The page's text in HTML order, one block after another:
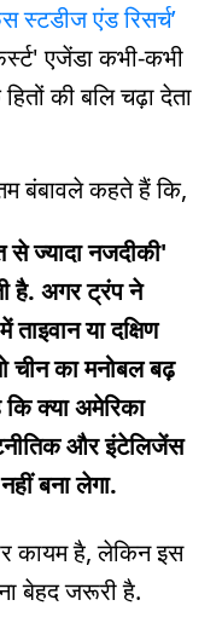
स्टडीज एंड रिसर्च’
एजेंडा कभी-कभी
की बलि चढ़ा देता
बंबावले कहते हैं कि,
ज्यादा नजदीकी'
है. अगर ट्रंप ने
या दक्षिण
चीन का मनोबल बढ़
क्या अमेरिका
और इंटेलिजेंस
बना लेगा.
कायम है, लेकिन इस
बेहद जरूरी है.